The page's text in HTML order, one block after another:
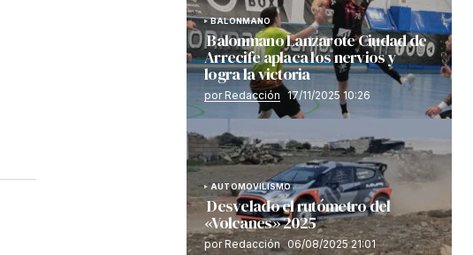
BALONMANO
Balonmano Lanzarote Ciudad de
Arrecife aplaca los nervios y
logra la victoria
por Redacción 17/11/2025 10:26
AUTOMOVILISMO
Desvelado el rutómetro del
«Volcanes» 2025
por Redacción 06/08/2025 21:01